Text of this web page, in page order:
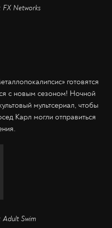
FX Networks
готовятся
с новым сезоном! Ночной
мультсериал, чтобы
Карл могли отправиться
Adult Swim